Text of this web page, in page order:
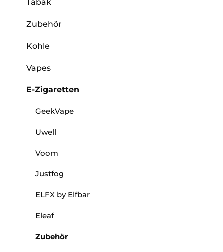
Tabak
Zubehör
Kohle
Vapes
E-Zigaretten
GeekVape
Uwell
Voom
Justfog
ELFX by Elfbar
Eleaf
Zubehör